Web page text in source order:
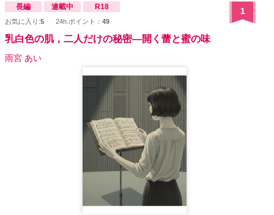
長編 連載中 R18
お気に入り:5 24h.ポイント： 49
1
乳白色の肌，二人だけの秘密―開く蕾と蜜の味
雨宮 あい